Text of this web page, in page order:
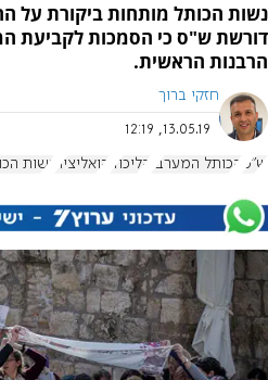
נשות הכותל מותחות ביקורת על
דורשת ש"ס כי הסמכות לקביעת
הרבנות הראשית.
חזקי ברוך
13.05.19, 12:19
ש"ס הכותל המערבי הליכוד קואליציה נשות